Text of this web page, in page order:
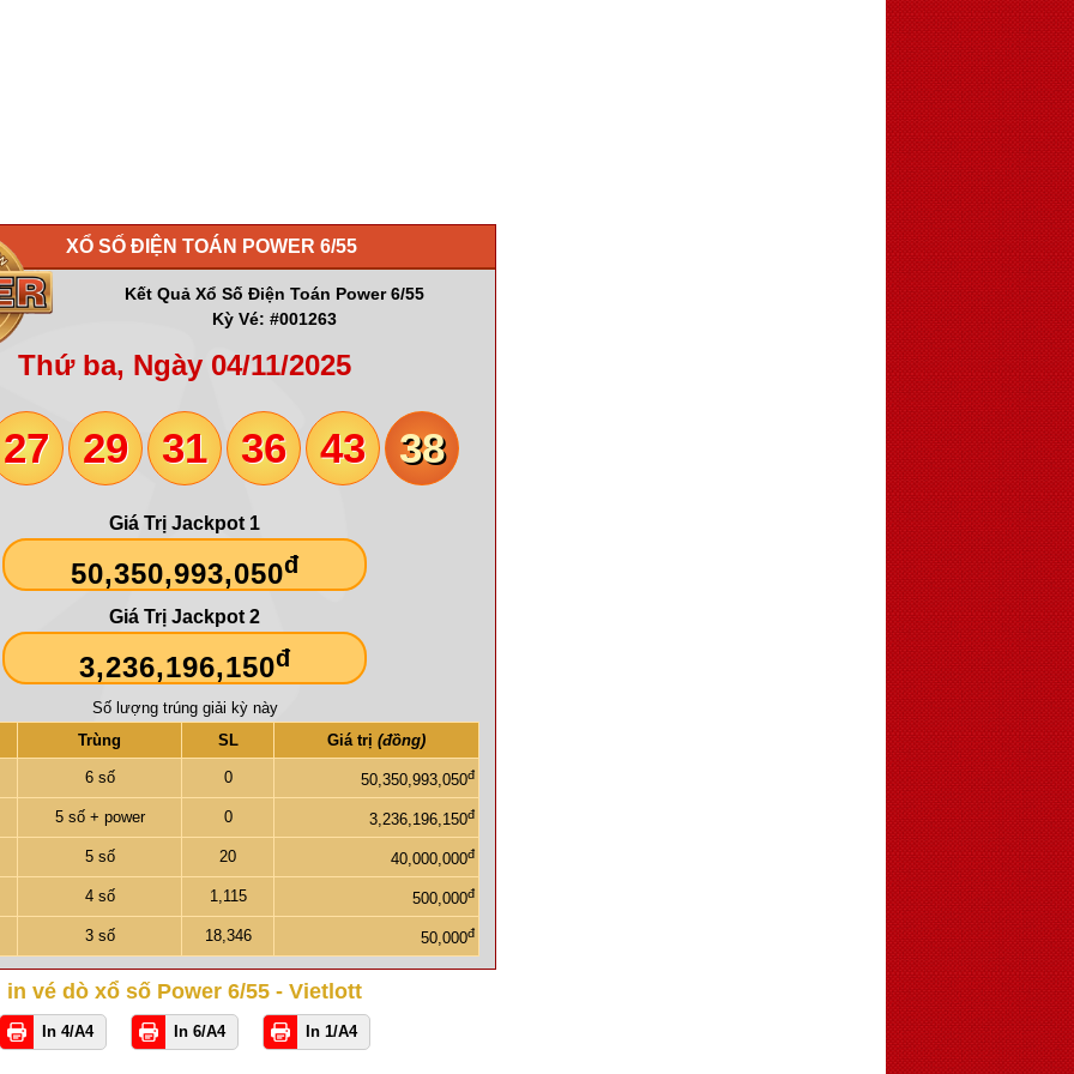
XỔ SỐ ĐIỆN TOÁN POWER 6/55
Kết Quả Xổ Số Điện Toán Power 6/55
Kỳ Vé: #001263
Thứ ba, Ngày 04/11/2025
27 29 31 36 43 38
Giá Trị Jackpot 1
50,350,993,050đ
Giá Trị Jackpot 2
3,236,196,150đ
Số lượng trúng giải kỳ này
Trùng
SL Giá trị (đồng)
6 số 0 50,350,993,050đ
5 số + power 0 3,236,196,150đ
5 số 20 40,000,000đ
4 số 1,115 500,000đ
3 số 18,346 50,000đ
in vé dò xổ số Power 6/55 - Vietlott
In 4/A4 In 6/A4 In 1/A4